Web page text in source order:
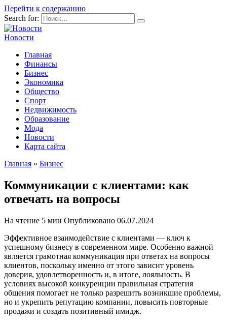
Перейти к содержанию
Search for:
Новости
Главная
Финансы
Бизнес
Экономика
Общество
Спорт
Недвижимость
Образование
Мода
Новости
Карта сайта
Главная » Бизнес
Коммуникации с клиентами: как
отвечать на вопросы
На чтение 5 мин Опубликовано 06.07.2024
Эффективное взаимодействие с клиентами — ключ к
успешному бизнесу в современном мире. Особенно важной
является грамотная коммуникация при ответах на вопросы
клиентов, поскольку именно от этого зависит уровень
доверия, удовлетворенность и, в итоге, лояльность. В
условиях высокой конкуренции правильная стратегия
общения помогает не только разрешить возникшие проблемы,
но и укрепить репутацию компании, повысить повторные
продажи и создать позитивный имидж.